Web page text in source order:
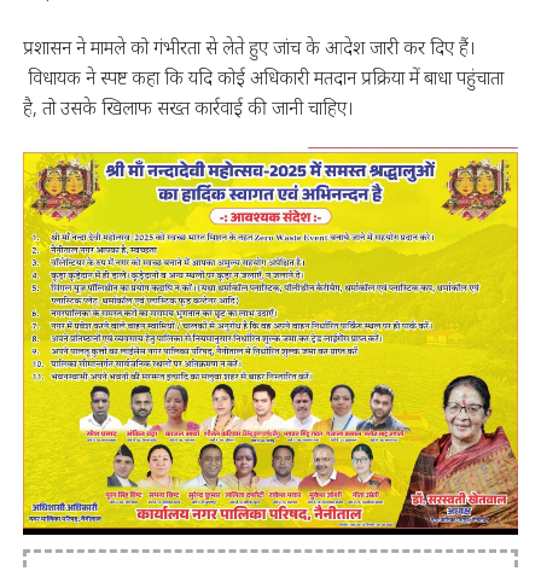
प्रशासन ने मामले को गंभीरता से लेते हुए जांच के आदेश जारी कर दिए हैं।
विधायक ने स्पष्ट कहा कि यदि कोई अधिकारी मतदान प्रक्रिया में बाधा पहुंचाता
है, तो उसके खिलाफ सख्त कार्रवाई की जानी चाहिए।